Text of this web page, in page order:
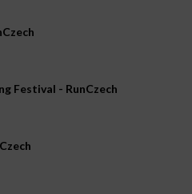
Festival - RunCzech